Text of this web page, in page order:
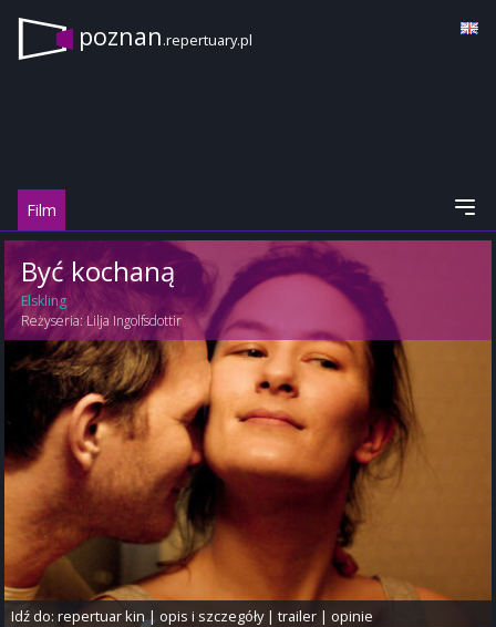
poznan.repertuary.pl
Film
Być kochaną
Elskling
Reżyseria: Lilja Ingolfsdottir
Idź do:repertuar kin| opis i szczegóły|trailer |opinie